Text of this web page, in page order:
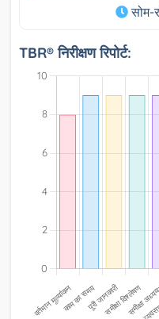
सोम-
TBR® निरीक्षण रिपोर्ट: